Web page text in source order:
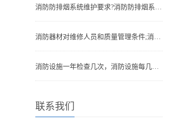
消防防排烟系统维护要求?消防防排烟系统包括什么
消防器材对维修人员和质量管理条件;消防器材管理要求
消防设施一年检查几次，消防设施每几年检查一次
联系我们